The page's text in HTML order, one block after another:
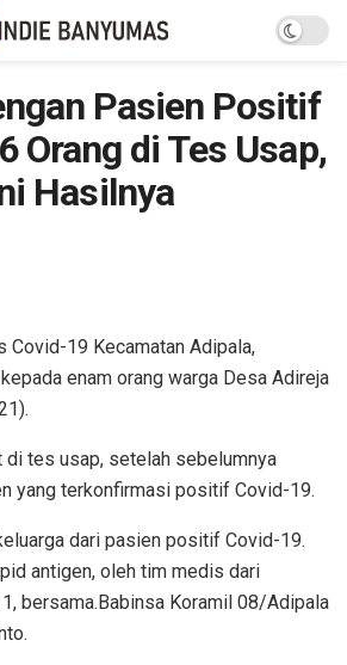
Pasien Positif
Orang di Tes Usap,
Hasilnya
Covid-19 Kecamatan Adipala,
enam orang warga Desa Adireja
di tes usap, setelah sebelumnya
yang terkonfirmasi positif Covid-19.
dari pasien positif Covid-19.
antigen, oleh tim medis dari
bersama.Babinsa Koramil 08/Adipala